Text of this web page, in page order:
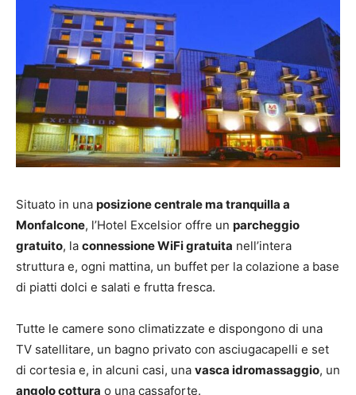
Situato in una posizione centrale ma tranquilla a
Monfalcone, l’Hotel Excelsior offre un parcheggio
gratuito, la connessione WiFi gratuita nell’intera
struttura e, ogni mattina, un buffet per la colazione a base
di piatti dolci e salati e frutta fresca.
Tutte le camere sono climatizzate e dispongono di una
TV satellitare, un bagno privato con asciugacapelli e set
di cortesia e, in alcuni casi, una vasca idromassaggio, un
angolo cottura o una cassaforte.